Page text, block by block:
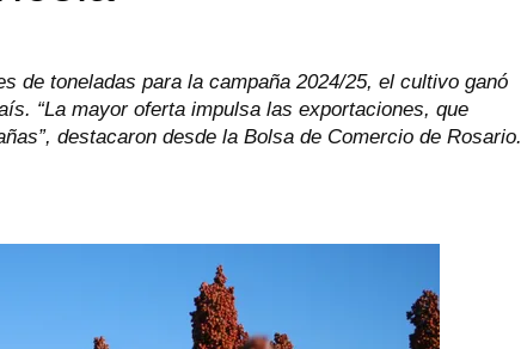
de toneladas para la campaña 2024/25, el cultivo ganó
“La mayor oferta impulsa las exportaciones, que
destacaron desde la Bolsa de Comercio de Rosario.